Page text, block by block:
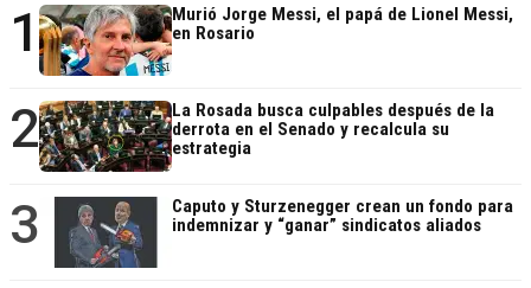
1
Murió Jorge Messi, el papá de Lionel Messi,
en Rosario
2
La Rosada busca culpables después de la
derrota en el Senado y recalcula su
estrategia
3
Caputo y Sturzenegger crean un fondo para
indemnizar y “ganar” sindicatos aliados